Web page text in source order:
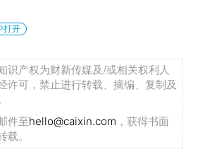
打开
识产权为财新传媒及/或相关权利人
许可，禁止进行转载、摘编、复制及
件至hello@caixin.com ，获得书面
。